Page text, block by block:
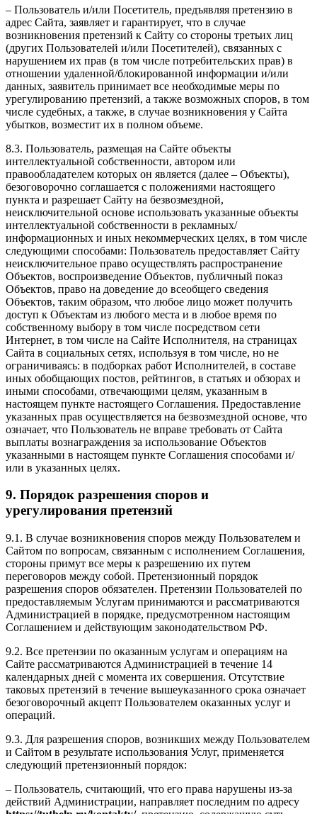
– Пользователь и/или Посетитель, предъявляя претензию в
адрес Сайта, заявляет и гарантирует, что в случае
возникновения претензий к Сайту со стороны третьих лиц
(других Пользователей и/или Посетителей), связанных с
нарушением их прав (в том числе потребительских прав) в
отношении удаленной/блокированной информации и/или
данных, заявитель принимает все необходимые меры по
урегулированию претензий, а также возможных споров, в том
числе судебных, а также, в случае возникновения у Сайта
убытков, возместит их в полном объеме.
8.3. Пользователь, размещая на Сайте объекты
интеллектуальной собственности, автором или
правообладателем которых он является (далее – Объекты),
безоговорочно соглашается с положениями настоящего
пункта и разрешает Сайту на безвозмездной,
неисключительной основе использовать указанные объекты
интеллектуальной собственности в рекламных/
информационных и иных некоммерческих целях, в том числе
следующими способами: Пользователь предоставляет Сайту
неисключительное право осуществлять распространение
Объектов, воспроизведение Объектов, публичный показ
Объектов, право на доведение до всеобщего сведения
Объектов, таким образом, что любое лицо может получить
доступ к Объектам из любого места и в любое время по
собственному выбору в том числе посредством сети
Интернет, в том числе на Сайте Исполнителя, на страницах
Сайта в социальных сетях, используя в том числе, но не
ограничиваясь: в подборках работ Исполнителей, в составе
иных обобщающих постов, рейтингов, в статьях и обзорах и
иными способами, отвечающими целям, указанным в
настоящем пункте настоящего Соглашения. Предоставление
указанных прав осуществляется на безвозмездной основе, что
означает, что Пользователь не вправе требовать от Сайта
выплаты вознаграждения за использование Объектов
указанными в настоящем пункте Соглашения способами и/
или в указанных целях.
9. Порядок разрешения споров и
урегулирования претензий
9.1. В случае возникновения споров между Пользователем и
Сайтом по вопросам, связанным с исполнением Соглашения,
стороны примут все меры к разрешению их путем
переговоров между собой. Претензионный порядок
разрешения споров обязателен. Претензии Пользователей по
предоставляемым Услугам принимаются и рассматриваются
Администрацией в порядке, предусмотренном настоящим
Соглашением и действующим законодательством РФ.
9.2. Все претензии по оказанным услугам и операциям на
Сайте рассматриваются Администрацией в течение 14
календарных дней с момента их совершения. Отсутствие
таковых претензий в течение вышеуказанного срока означает
безоговорочный акцепт Пользователем оказанных услуг и
операций.
9.3. Для разрешения споров, возникших между Пользователем
и Сайтом в результате использования Услуг, применяется
следующий претензионный порядок:
– Пользователь, считающий, что его права нарушены из-за
действий Админиcтрации, направляет последним по адресу